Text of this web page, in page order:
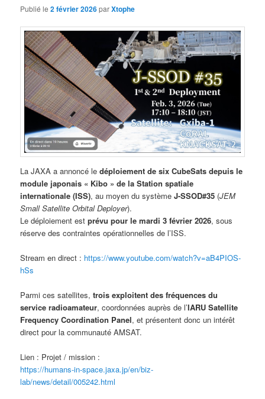
Publié le2 février 2026parXtophe
La JAXA a annoncé ledéploiement de six CubeSats depuis le
module japonais « Kibo » de la Station spatiale
internationale (ISS), au moyen du systèmeJ-SSOD#35 (JEM
Small Satellite Orbital Deployer).
Le déploiement estprévu pour le mardi 3 février 2026, sous
réserve des contraintes opérationnelles de l’ISS.
Stream en direct : https://www.youtube.com/watch?v=aB4PIOS-
hSs
Parmi ces satellites,trois exploitent des fréquences du
service radioamateur, coordonnées auprès de l’IARU Satellite
Frequency Coordination Panel, et présentent donc un intérêt
direct pour la communauté AMSAT.
Lien : Projet / mission :
https://humans-in-space.jaxa.jp/en/biz-
lab/news/detail/005242.html